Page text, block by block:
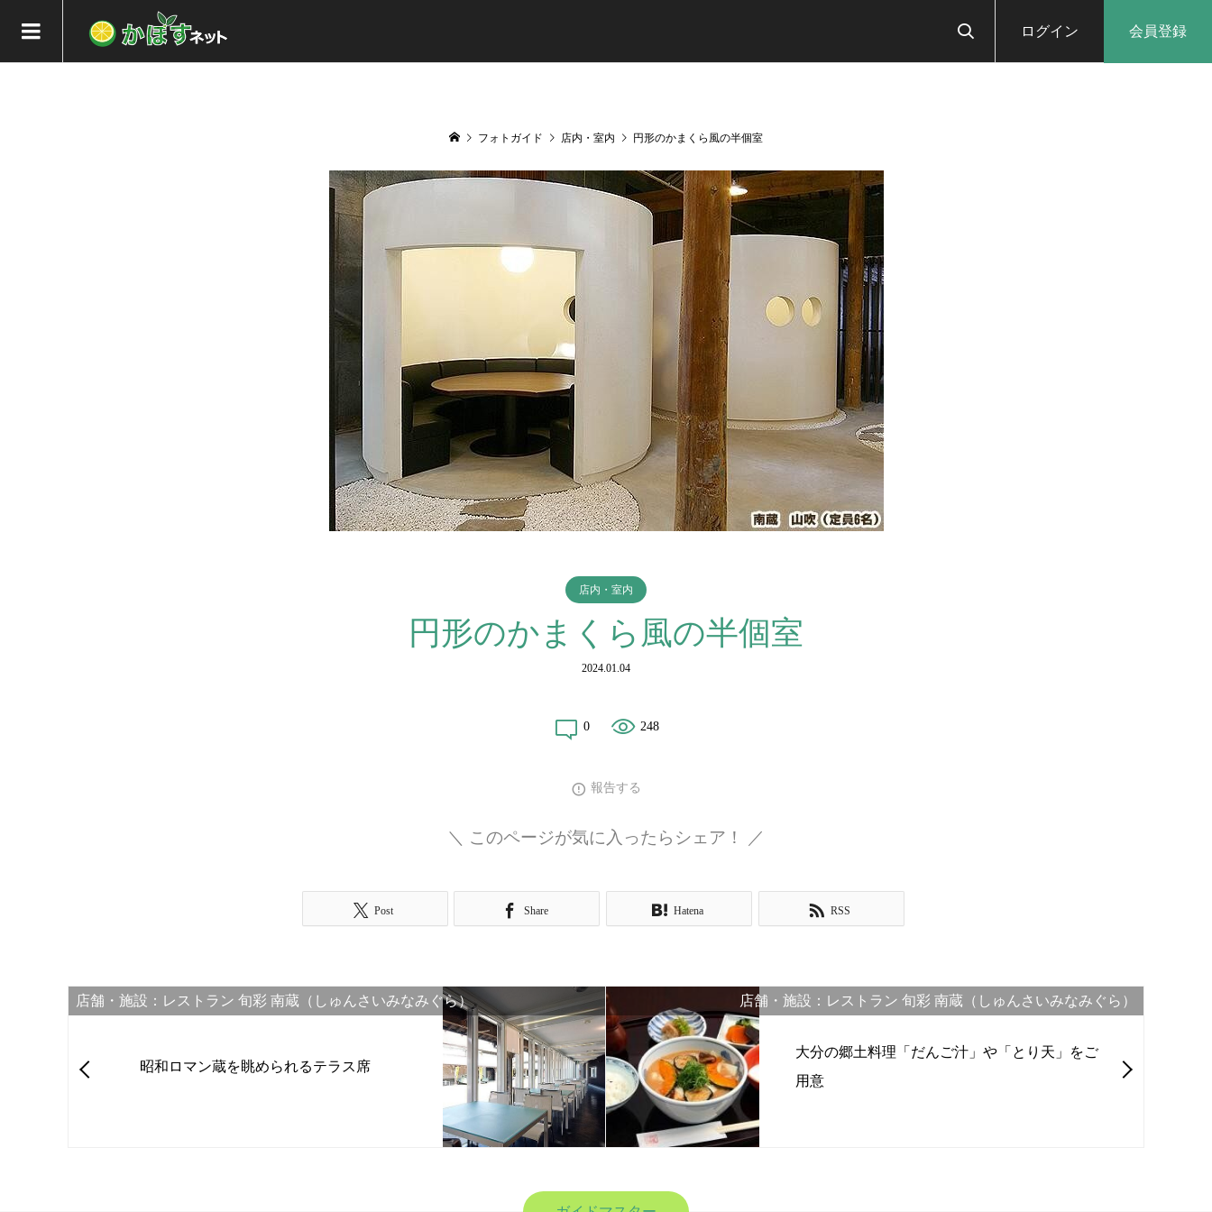
ログイン 会員登録
フォトガイド 店内・室内 円形のかまくら風の半個室
店内・室内
円形のかまくら風の半個室
2024.01.04
0 248
報告する
＼ このページが気に入ったらシェア！ ／
Post Share Hatena RSS
昭和ロマン蔵を眺められるテラス席​
店舗・施設：レストラン 旬彩 南蔵（しゅんさいみなみぐら）
大分の郷土料理「だんご汁」や「とり天」をご
用意
店舗・施設：レストラン 旬彩 南蔵（しゅんさいみなみぐら）